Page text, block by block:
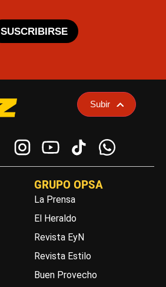
SUSCRIBIRSE
Subir
GRUPO OPSA
La Prensa
El Heraldo
Revista EyN
Revista Estilo
Buen Provecho